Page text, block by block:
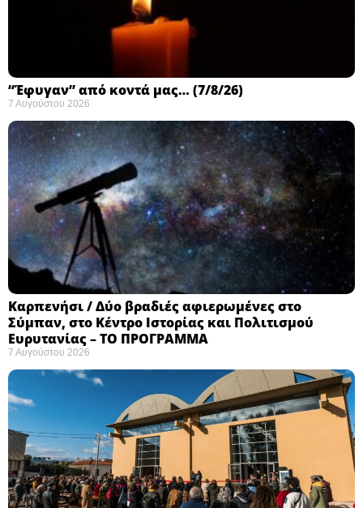
“Έφυγαν” από κοντά μας… (7/8/26)
7 Αυγούστου 2026
Καρπενήσι / Δύο βραδιές αφιερωμένες στο
Σύμπαν, στο Κέντρο Ιστορίας και Πολιτισμού
Ευρυτανίας – ΤΟ ΠΡΟΓΡΑΜΜΑ
7 Αυγούστου 2026